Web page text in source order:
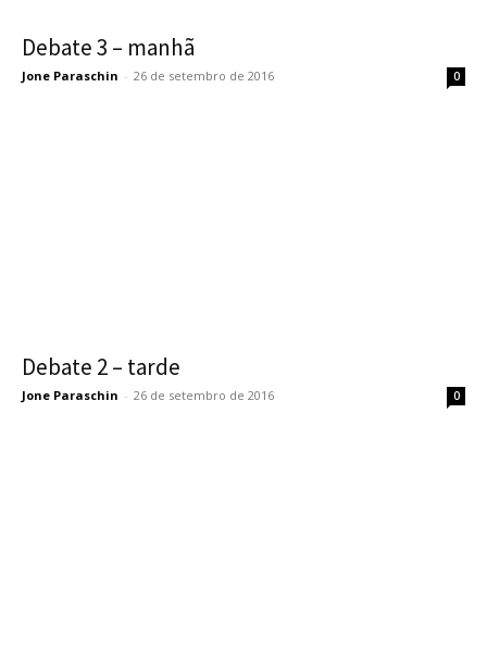
Debate 3 – manhã
Jone Paraschin - 26 de setembro de 2016 0
Debate 2 – tarde
Jone Paraschin - 26 de setembro de 2016 0